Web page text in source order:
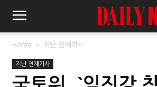
Home 지난 연재기사
지난 연재기사